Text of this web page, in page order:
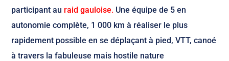
participant au raid gauloise. Une équipe de 5 en
autonomie complète, 1 000 km à réaliser le plus
rapidement possible en se déplaçant à pied, VTT, canoé
à travers la fabuleuse mais hostile nature